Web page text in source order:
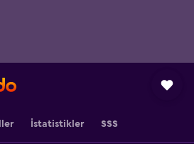
İstatistikler SSS